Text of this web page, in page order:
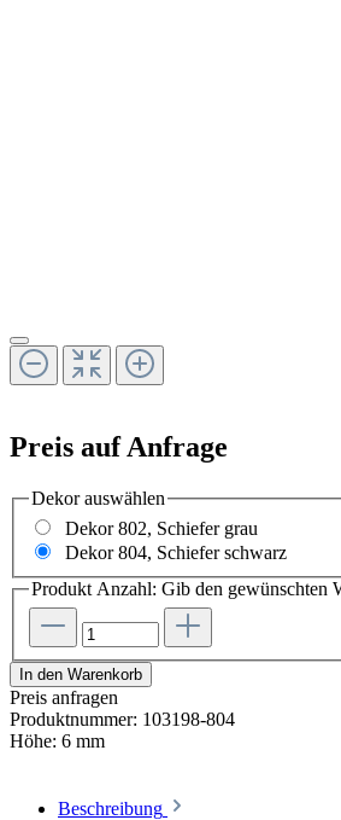
Preis auf Anfrage
Dekorauswählen
Dekor 802, Schiefer grau
Dekor 804, Schiefer schwarz
Produkt Anzahl: Gib den gewünschten
In den Warenkorb
Preis anfragen
Produktnummer: 103198-804
Höhe: 6 mm
Beschreibung